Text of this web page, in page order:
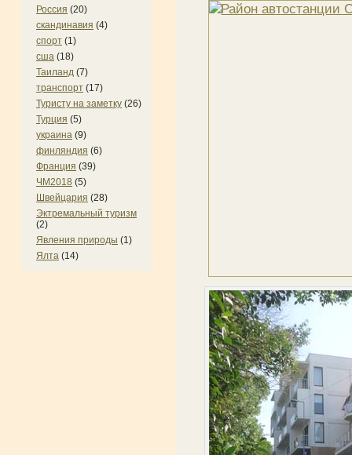
Россия (20)
скандинавия (4)
спорт (1)
сша (18)
Таиланд (7)
транспорт (17)
Туристу на заметку (26)
Турция (5)
украина (9)
финляндия (6)
Франция (39)
ЧМ2018 (5)
Швейцария (28)
Эктремальный туризм
(2)
Явления природы (1)
Ялта (14)